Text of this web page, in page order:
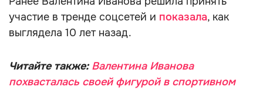
участие в тренде соцсетей и показала, как
выглядела 10 лет назад.
Читайте также: Валентина Иванова
похвасталась своей фигурой в спортивном